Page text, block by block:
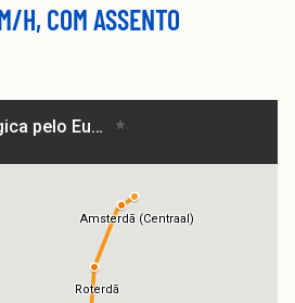
H, COM ASSENTO